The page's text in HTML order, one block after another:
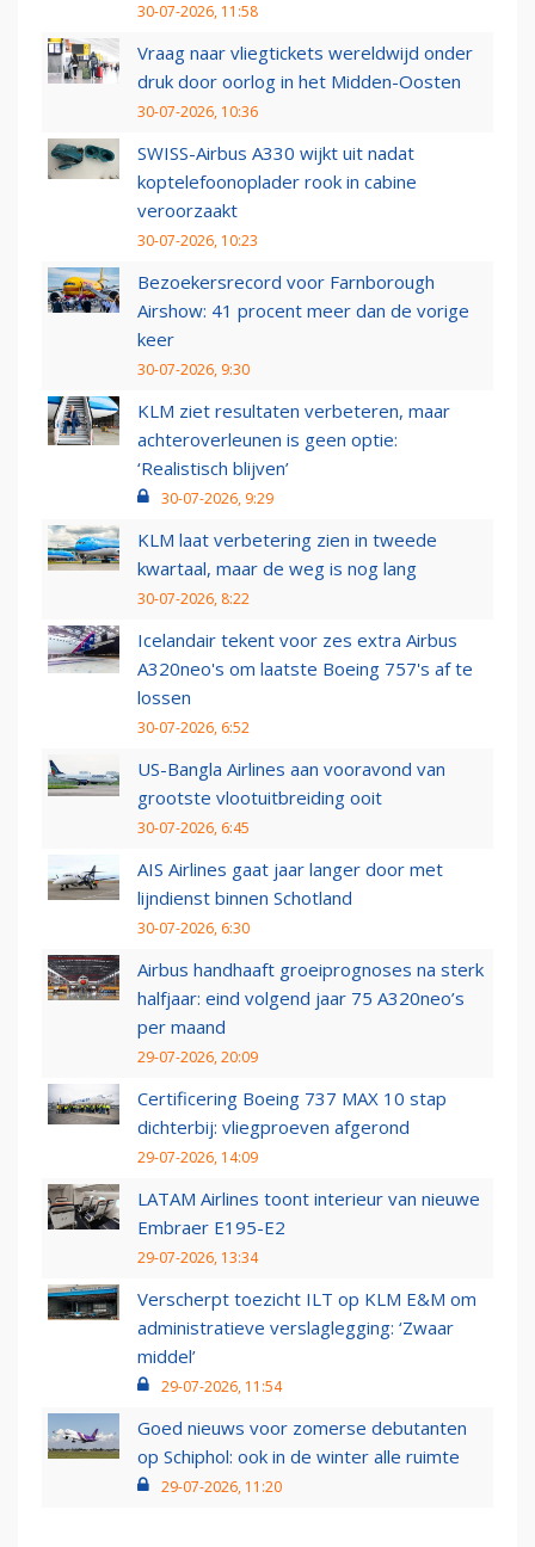
30-07-2026, 11:58
Vraag naar vliegtickets wereldwijd onder
druk door oorlog in het Midden-Oosten
30-07-2026, 10:36
SWISS-Airbus A330 wijkt uit nadat
koptelefoonoplader rook in cabine
veroorzaakt
30-07-2026, 10:23
Bezoekersrecord voor Farnborough
Airshow: 41 procent meer dan de vorige
keer
30-07-2026, 9:30
KLM ziet resultaten verbeteren, maar
achteroverleunen is geen optie:
‘Realistisch blijven’
30-07-2026, 9:29
KLM laat verbetering zien in tweede
kwartaal, maar de weg is nog lang
30-07-2026, 8:22
Icelandair tekent voor zes extra Airbus
A320neo's om laatste Boeing 757's af te
lossen
30-07-2026, 6:52
US-Bangla Airlines aan vooravond van
grootste vlootuitbreiding ooit
30-07-2026, 6:45
AIS Airlines gaat jaar langer door met
lijndienst binnen Schotland
30-07-2026, 6:30
Airbus handhaaft groeiprognoses na sterk
halfjaar: eind volgend jaar 75 A320neo’s
per maand
29-07-2026, 20:09
Certificering Boeing 737 MAX 10 stap
dichterbij: vliegproeven afgerond
29-07-2026, 14:09
LATAM Airlines toont interieur van nieuwe
Embraer E195-E2
29-07-2026, 13:34
Verscherpt toezicht ILT op KLM E&M om
administratieve verslaglegging: ‘Zwaar
middel’
29-07-2026, 11:54
Goed nieuws voor zomerse debutanten
op Schiphol: ook in de winter alle ruimte
29-07-2026, 11:20